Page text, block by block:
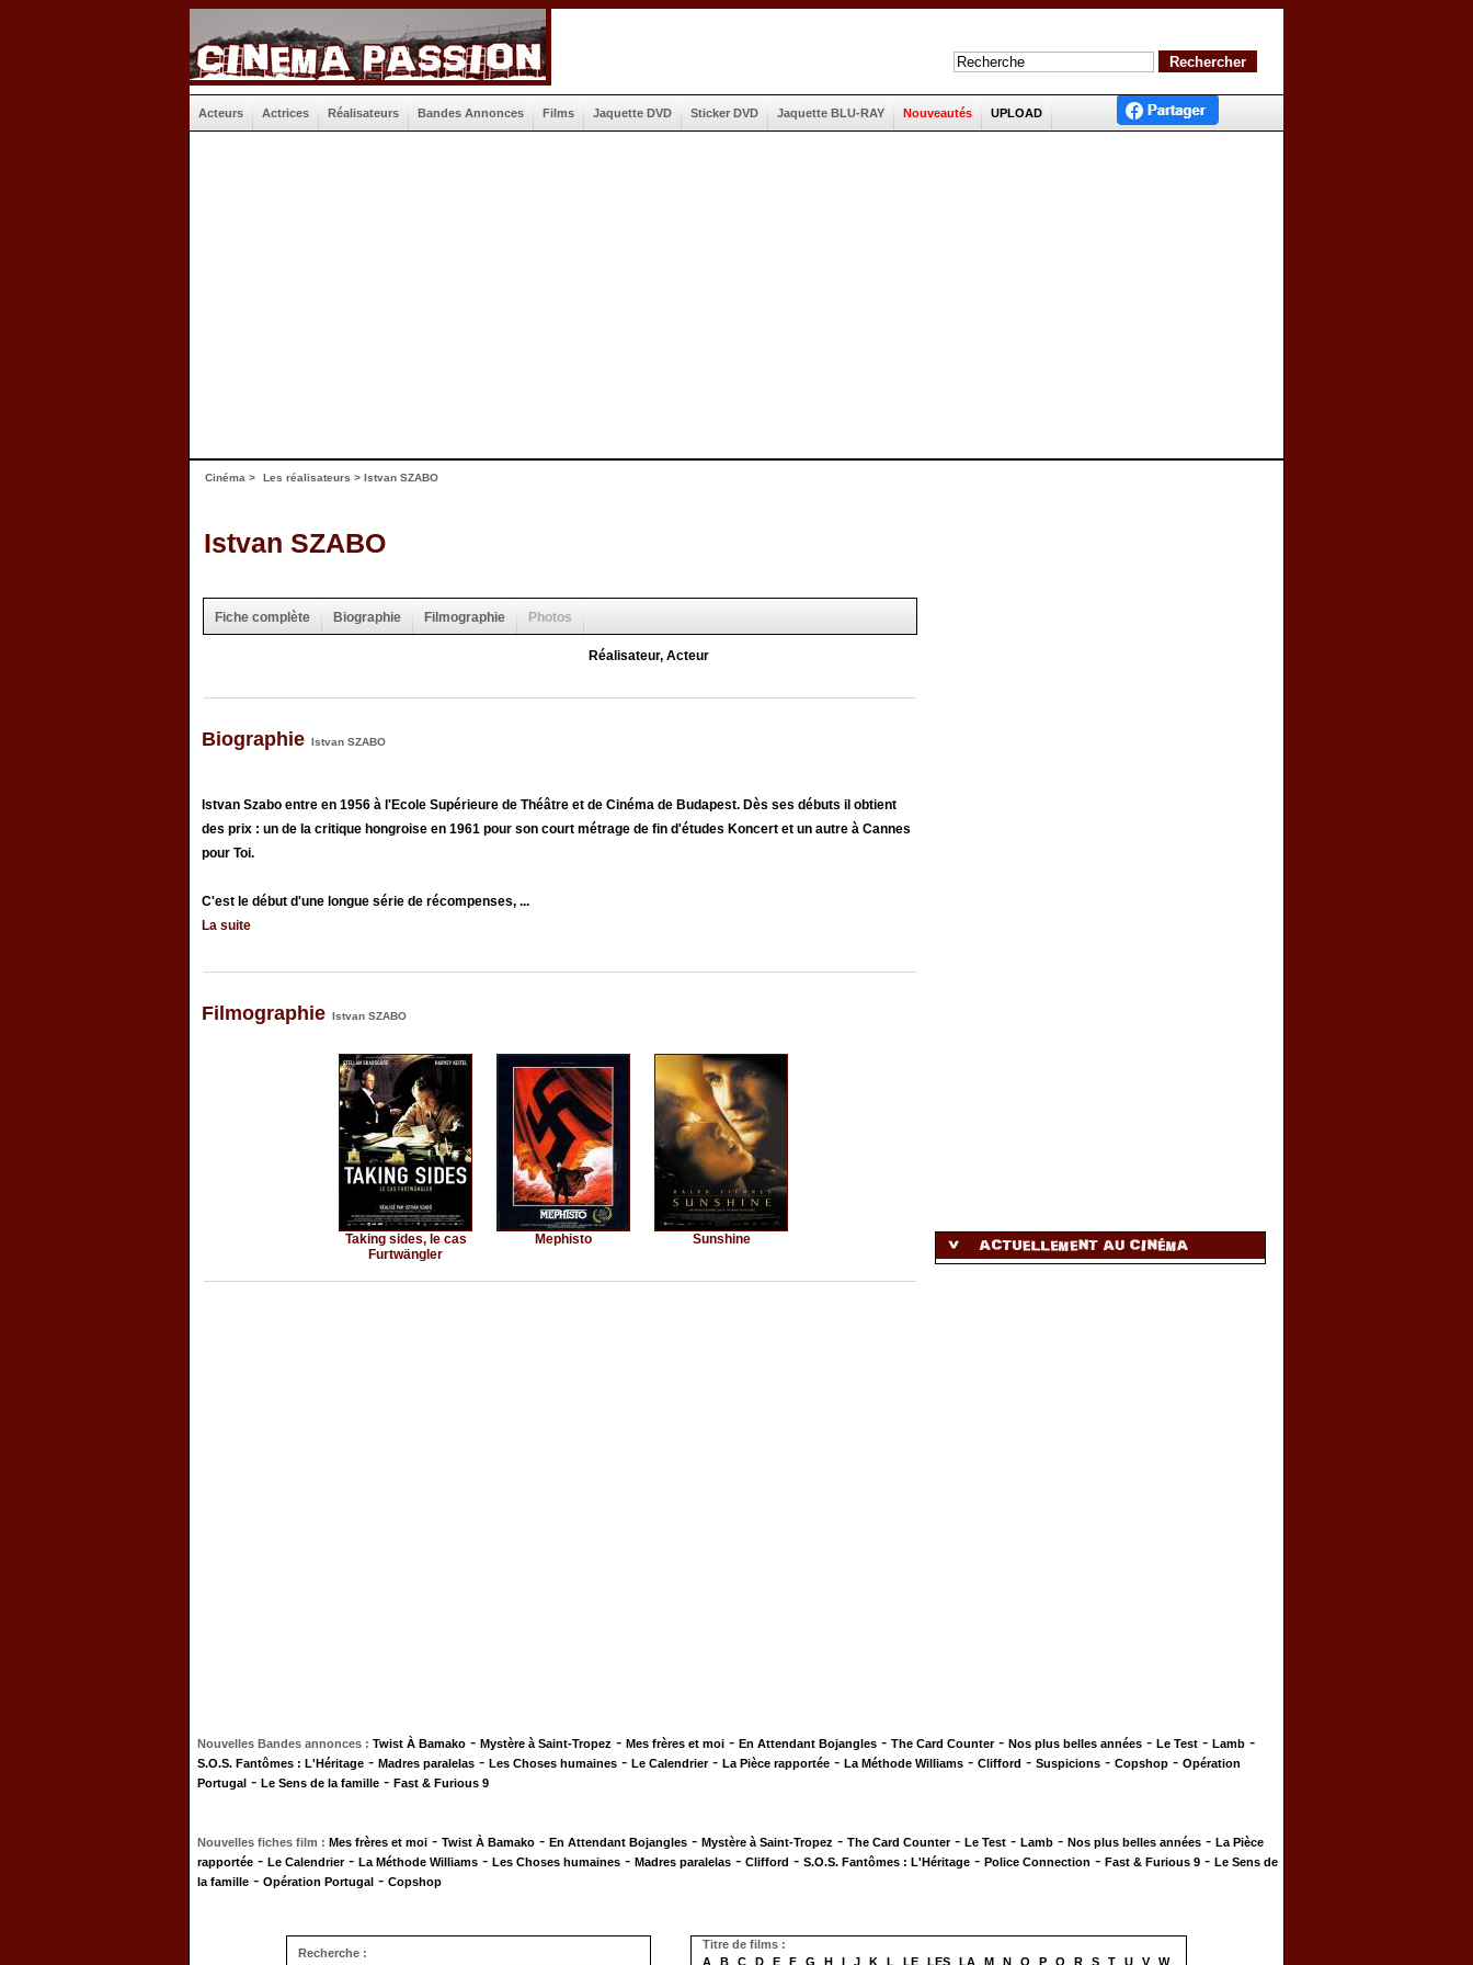
Acteurs Actrices Réalisateurs Bandes Annonces Films Jaquette DVD Sticker DVD Jaquette BLU-RAY Nouveautés UPLOAD
Cinéma > Les réalisateurs > Istvan SZABO
Istvan SZABO
Fiche complète Biographie Filmographie Photos
Réalisateur, Acteur
Biographie Istvan SZABO
Istvan Szabo entre en 1956 à l'Ecole Supérieure de Théâtre et de Cinéma de Budapest. Dès ses débuts il obtient
des prix : un de la critique hongroise en 1961 pour son court métrage de fin d'études Koncert et un autre à Cannes
pour Toi.
C'est le début d'une longue série de récompenses, ...
La suite
Filmographie Istvan SZABO
Taking sides, le cas
Furtwängler
Mephisto Sunshine
Nouvelles Bandes annonces : Twist À Bamako - Mystère à Saint-Tropez - Mes frères et moi - En Attendant Bojangles - The Card Counter- Nos plus belles années - Le Test - Lamb -
S.O.S. Fantômes : L'Héritage - Madres paralelas - Les Choses humaines - Le Calendrier- La Pièce rapportée - La Méthode Williams - Clifford - Suspicions - Copshop - Opération
Portugal - Le Sens de la famille - Fast & Furious 9
Nouvelles fiches film : Mes frères et moi - Twist À Bamako - En Attendant Bojangles - Mystère à Saint-Tropez - The Card Counter- Le Test - Lamb - Nos plus belles années - La Pièce
rapportée - Le Calendrier- La Méthode Williams - Les Choses humaines - Madres paralelas - Clifford - S.O.S. Fantômes : L'Héritage - Police Connection - Fast & Furious 9 - Le Sens de
la famille - Opération Portugal - Copshop
Recherche :
Titre de films :
A
B C D E F G H I J K L LE LES LA M N O P Q R S T U V
W